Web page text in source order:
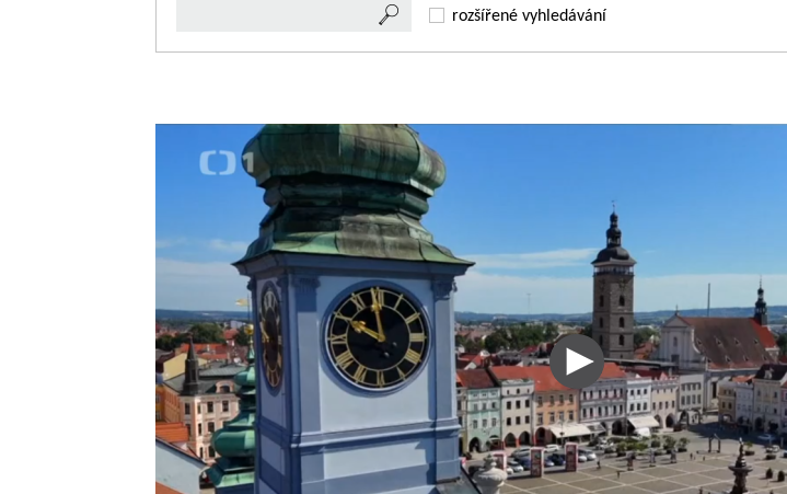
rozšířené vyhledávání